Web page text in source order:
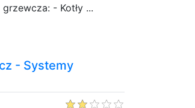
- Kotły ...
- Systemy